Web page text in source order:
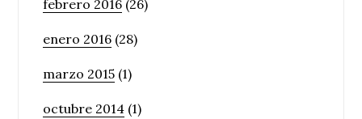
febrero 2016 (26)
enero 2016 (28)
marzo 2015 (1)
octubre 2014 (1)